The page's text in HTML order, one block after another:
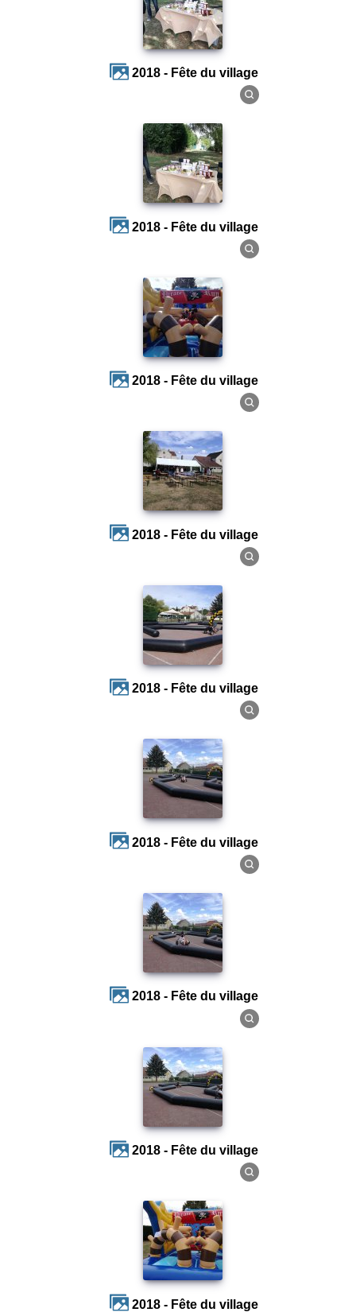
2018 - Fête du village
2018 - Fête du village
2018 - Fête du village
2018 - Fête du village
2018 - Fête du village
2018 - Fête du village
2018 - Fête du village
2018 - Fête du village
2018 - Fête du village